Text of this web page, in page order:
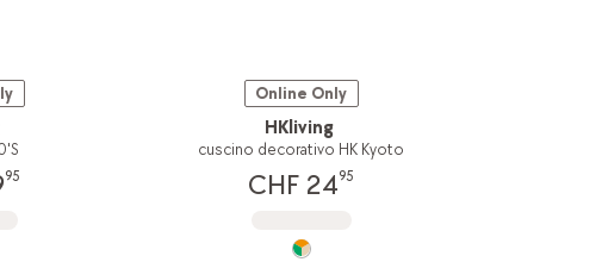
95
Online Only
HKliving
cuscino decorativo HK Kyoto
CHF 2495